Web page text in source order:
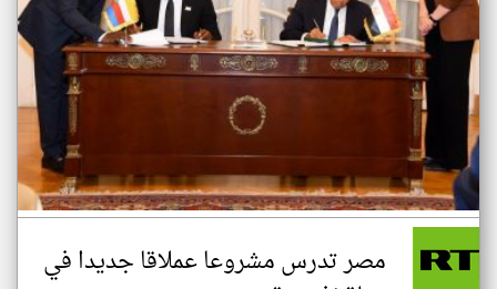
مصر تدرس مشروعا عملاقا جديدا في